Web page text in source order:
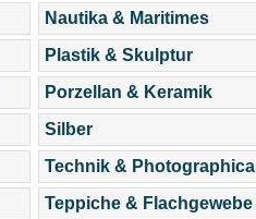
Nautika & Maritimes
Plastik & Skulptur
Porzellan & Keramik
Silber
Technik & Photographica
Teppiche & Flachgewebe